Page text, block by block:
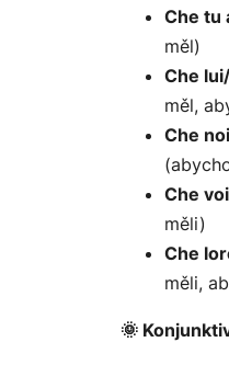
Che tu
měl)
Che
měl,
Che
Che
měli)
Che
měli,
🌞